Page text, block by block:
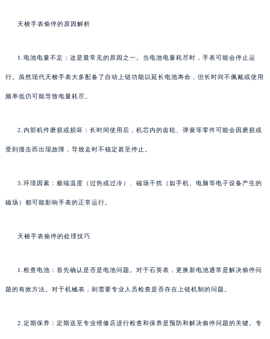
天梭手表偷停的原因解析
1.电池电量不足：这是最常见的原因之一。当电池电量耗尽时，手表可能会停止运
行。虽然现代天梭手表大多配备了自动上链功能以延长电池寿命，但长时间不佩戴或使用
频率低仍可能导致电量耗尽。
2.内部机件磨损或损坏：长时间使用后，机芯内的齿轮、弹簧等零件可能会因磨损或
受到撞击而出现故障，导致走时不稳定甚至停止。
3.环境因素：极端温度（过热或过冷）、磁场干扰（如手机、电脑等电子设备产生的
磁场）都可能影响手表的正常运行。
天梭手表偷停的处理技巧
1.检查电池：首先确认是否是电池问题。对于石英表，更换新电池通常是解决偷停问
题的有效方法。对于机械表，则需要专业人员检查是否存在上链机制的问题。
2.定期保养：定期送至专业维修店进行检查和保养是预防和解决偷停问题的关键。专